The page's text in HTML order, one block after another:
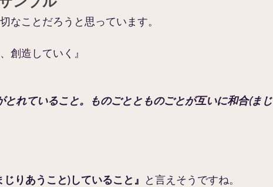
なことだろうと思っています。
創造していく』
とれていること。ものごととものごとが互いに和合(まじ
りあうこと)していること』 と言えそうですね。